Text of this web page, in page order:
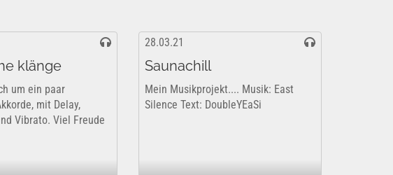
klänge
um ein paar
mit Delay,
Vibrato. Viel Freude
28.03.21
Saunachill
Mein Musikprojekt.... Musik: East
Silence Text: DoubleYEaSi